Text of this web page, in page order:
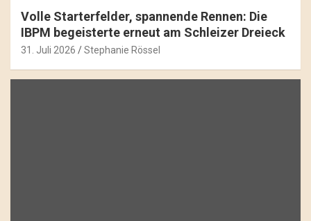
Volle Starterfelder, spannende Rennen: Die
IBPM begeisterte erneut am Schleizer Dreieck
31. Juli 2026 Stephanie Rössel